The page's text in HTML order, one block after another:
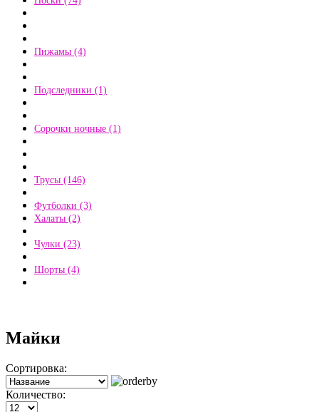
Пижамы (4)
Подследники (1)
Сорочки ночные (1)
Трусы (146)
Футболки (3)
Халаты (2)
Чулки (23)
Шорты (4)
Майки
Сортировка:
Количество:
Подробнее